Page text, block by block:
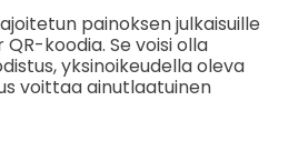
painoksen julkaisuille
koodia. Se voisi olla
yksinoikeudella oleva
voittaa ainutlaatuinen